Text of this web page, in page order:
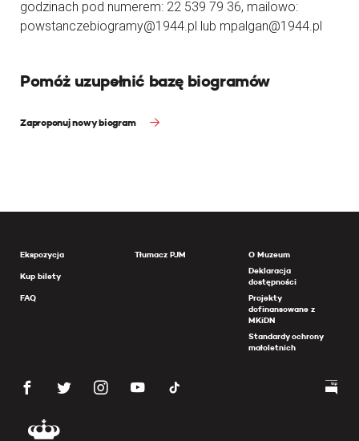
godzinach pod numerem: 22 539 79 36, mailowo:
powstanczebiogramy@1944.pl lub mpalgan@1944.pl
Pomóż uzupełnić bazę biogramów
Zaproponuj nowy biogram
Ekspozycja
Kup bilety
FAQ
Tłumacz PJM
O Muzeum
Deklaracja
dostępności
Projekty
dofinansowane z
MKiDN
Standardy ochrony
małoletnich